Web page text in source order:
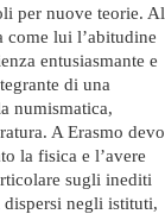
per nuove teorie. Al
come lui l’abitudine
entusiasmante e
di una
numismatica,
A Erasmo devo
la fisica e l’avere
sugli inediti
negli istituti,